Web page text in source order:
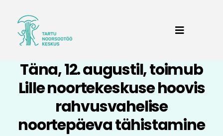
Täna, 12. augustil, toimub
Lille noortekeskuse hoovis
rahvusvahelise
noortepäeva tähistamine